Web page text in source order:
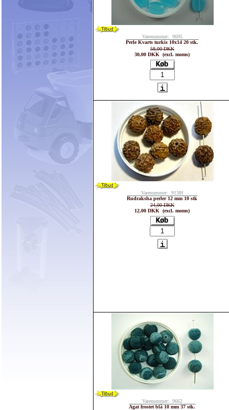
Varenummer: 9695
Perle Kvarts turkis 10x14 20 stk.
58,00 DKK
30,00 DKK (excl. moms)
Varenummer: 9138f
Rudraksha perler 12 mm 10 stk
24,00 DKK
12,00 DKK (excl. moms)
Varenummer: 9662
Agat frostet blå 10 mm 37 stk.